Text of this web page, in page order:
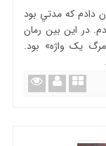
دادم که مدتي بود
در اين بين رمان
يک واژه» بود.